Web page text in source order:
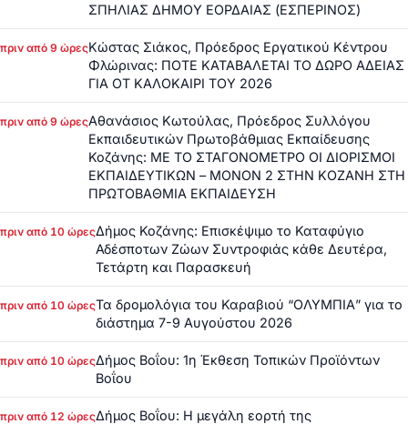
ΣΠΗΛΙΑΣ ΔΗΜΟΥ ΕΟΡΔΑΙΑΣ (ΕΣΠΕΡΙΝΟΣ)
πριν από 9 ώρεςΚώστας Σιάκος, Πρόεδρος Εργατικού Κέντρου
Φλώρινας: ΠΟΤΕ ΚΑΤΑΒΑΛΕΤΑΙ ΤΟ ΔΩΡΟ ΑΔΕΙΑΣ
ΓΙΑ ΟΤ ΚΑΛΟΚΑΙΡΙ ΤΟΥ 2026
πριν από 9 ώρεςΑθανάσιος Κωτούλας, Πρόεδρος Συλλόγου
Εκπαιδευτικών Πρωτοβάθμιας Εκπαίδευσης
Κοζάνης: ΜΕ ΤΟ ΣΤΑΓΟΝΟΜΕΤΡΟ ΟΙ ΔΙΟΡΙΣΜΟΙ
ΕΚΠΑΙΔΕΥΤΙΚΩΝ – ΜΟΝΟΝ 2 ΣΤΗΝ ΚΟΖΑΝΗ ΣΤΗ
ΠΡΩΤΟΒΑΘΜΙΑ ΕΚΠΑΙΔΕΥΣΗ
πριν από 10 ώρεςΔήμος Κοζάνης: Επισκέψιμο το Καταφύγιο
Αδέσποτων Ζώων Συντροφιάς κάθε Δευτέρα,
Τετάρτη και Παρασκευή
πριν από 10 ώρεςΤα δρομολόγια του Καραβιού “ΟΛΥΜΠΙΑ” για το
διάστημα 7-9 Αυγούστου 2026
πριν από 10 ώρεςΔήμος Βοΐου: 1η Έκθεση Τοπικών Προϊόντων
Βοΐου
πριν από 12 ώρεςΔήμος Βοΐου: Η μεγάλη εορτή της